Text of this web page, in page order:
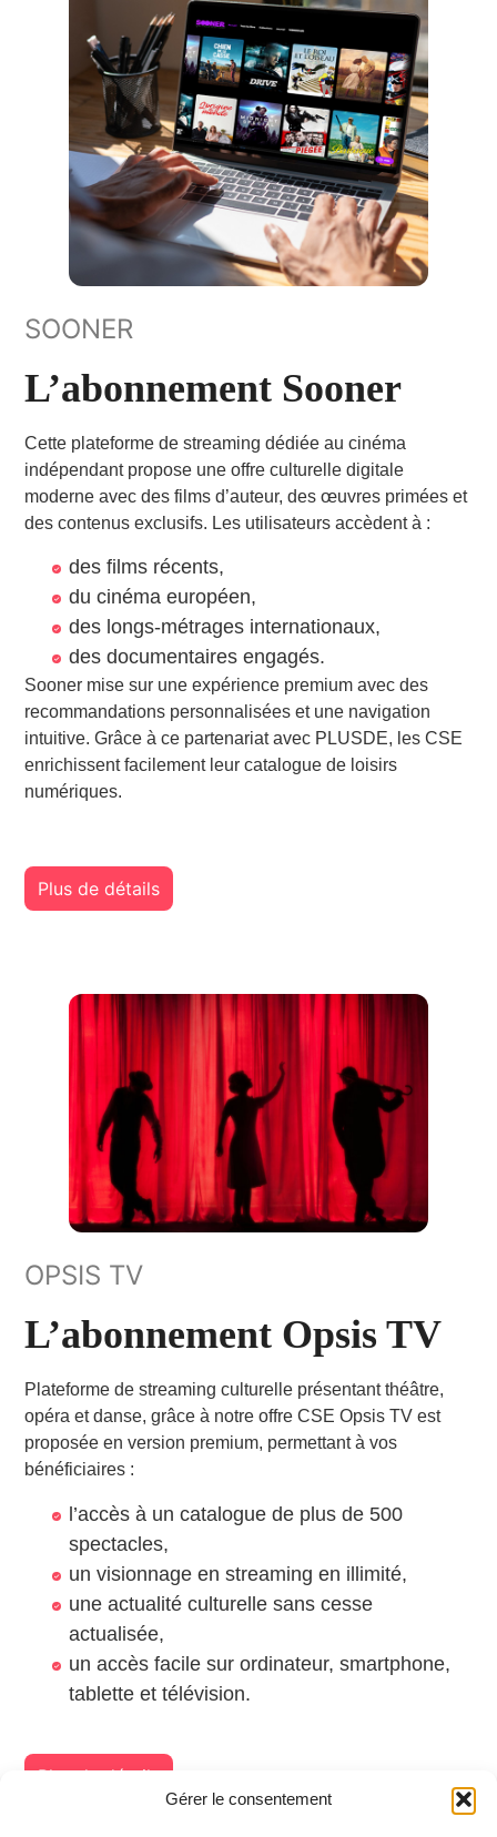
Gérer le consentement
SOONER
L’abonnement Sooner
Cette plateforme de streaming dédiée au cinéma
indépendant propose une offre culturelle digitale
moderne avec des films d’auteur, des œuvres primées et
des contenus exclusifs. Les utilisateurs accèdent à :
des films récents,
du cinéma européen,
des longs-métrages internationaux,
des documentaires engagés.
Sooner mise sur une expérience premium avec des
recommandations personnalisées et une navigation
intuitive. Grâce à ce partenariat avec PLUSDE, les CSE
enrichissent facilement leur catalogue de loisirs
numériques.
Plus de détails
OPSIS TV
L’abonnement Opsis TV
Plateforme de streaming culturelle présentant théâtre,
opéra et danse, grâce à notre offre CSE Opsis TV est
proposée en version premium, permettant à vos
bénéficiaires :
l’accès à un catalogue de plus de 500
spectacles,
un visionnage en streaming en illimité,
une actualité culturelle sans cesse
actualisée,
un accès facile sur ordinateur, smartphone,
tablette et télévision.
Plus de détails